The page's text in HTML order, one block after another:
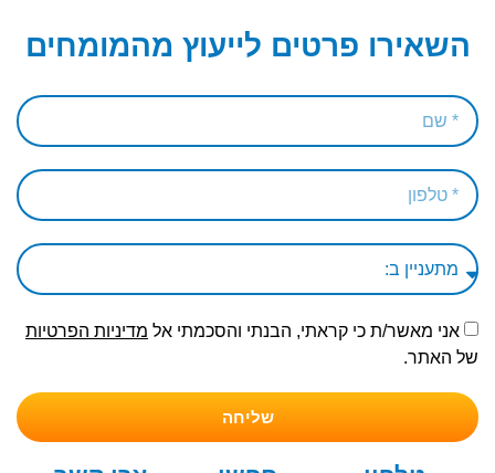
השאירו פרטים לייעוץ מהמומחים
אני מאשר/ת כי קראתי, הבנתי והסכמתי אל מדיניות הפרטיות
של האתר.
שליחה